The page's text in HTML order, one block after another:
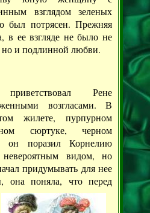
взглядом зеленых
был потрясен. Прежняя
в ее взгляде не было не
но и подлинной любви.
Рене
возгласами. В
жилете, пурпурном
сюртуке, черном
он поразил Корнелию
видом, но
придумывать для нее
она поняла, что перед